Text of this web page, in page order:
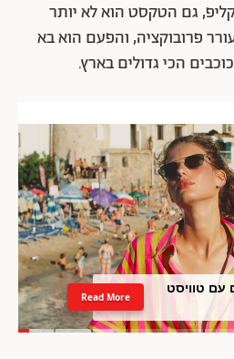
גם הטקסט הוא לא יותר
פרובוקציה, והפעם הוא בא
הכי גדולים בארץ.
פסים עם טוויסט
Read More